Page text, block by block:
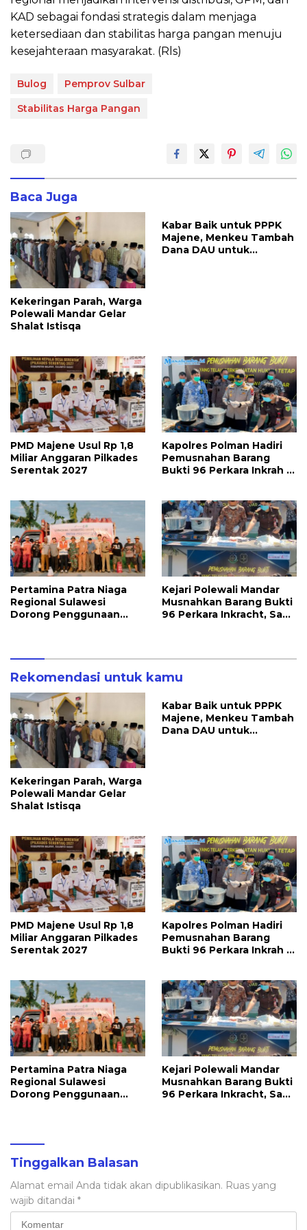
KAD sebagai fondasi strategis dalam menjaga
ketersediaan dan stabilitas harga pangan menuju
kesejahteraan masyarakat. (Rls)
Bulog
Pemprov Sulbar
Stabilitas Harga Pangan
Baca Juga
Kekeringan Parah, Warga
Polewali Mandar Gelar
Shalat Istisqa
Kabar Baik untuk PPPK
Majene, Menkeu Tambah
Dana DAU untuk
PMD Majene Usul Rp 1,8
Miliar Anggaran Pilkades
Serentak 2027
Kapolres Polman Hadiri
Pemusnahan Barang
Bukti 96 Perkara Inkrah di
Pertamina Patra Niaga
Regional Sulawesi
Dorong Penggunaan
Kejari Polewali Mandar
Musnahkan Barang Bukti
96 Perkara Inkracht, Sabu
Rekomendasi untuk kamu
Kekeringan Parah, Warga
Polewali Mandar Gelar
Shalat Istisqa
Kabar Baik untuk PPPK
Majene, Menkeu Tambah
Dana DAU untuk
PMD Majene Usul Rp 1,8
Miliar Anggaran Pilkades
Serentak 2027
Kapolres Polman Hadiri
Pemusnahan Barang
Bukti 96 Perkara Inkrah di
Pertamina Patra Niaga
Regional Sulawesi
Dorong Penggunaan
Kejari Polewali Mandar
Musnahkan Barang Bukti
96 Perkara Inkracht, Sabu
Tinggalkan Balasan
Alamat email Anda tidak akan dipublikasikan. Ruas yang
wajib ditandai *